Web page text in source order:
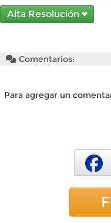
Alta Resolución
Comentarios:
Para agregar un